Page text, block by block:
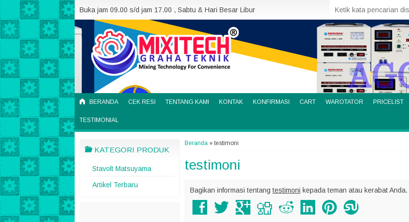
Buka jam 09.00 s/d jam 17.00 , Sabtu & Hari Besar Libur
BERANDA CEK RESI TENTANG KAMI KONTAK KONFIRMASI CART WAROTATOR PRICELIST
TESTIMONIAL
KATEGORI PRODUK
Stavolt Matsuyama
Artikel Terbaru
Beranda » testimoni
testimoni
Bagikan informasi tentang testimoni kepada teman atau kerabat Anda.